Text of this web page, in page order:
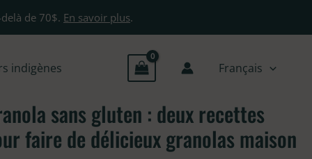
de 70$. En savoir plus.
indigènes Français
sans gluten : deux recettes
faire de délicieux granolas maison